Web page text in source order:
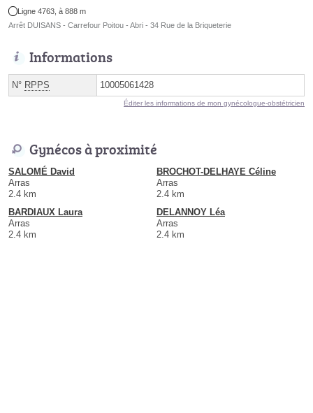
Ligne 4763, à 888 m
Arrêt DUISANS - Carrefour Poitou - Abri - 34 Rue de la Briqueterie
Informations
N° RPPS 10005061428
Éditer les informations de mon gynécologue-obstétricien
Gynécos à proximité
SALOMÉ David
Arras
2.4 km
BROCHOT-DELHAYE Céline
Arras
2.4 km
BARDIAUX Laura
Arras
2.4 km
DELANNOY Léa
Arras
2.4 km